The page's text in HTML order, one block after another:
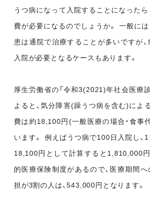
うつ病になって入院することになった
費が必要になるのでしょうか。 一般に
患は通院で治療することが多いですが
入院が必要となるケースもあります。
厚生労働省の「令和3(2021)年社会医療
よると、気分障害(躁うつ病を含む)によ
費は約18,100円(一般医療の場合・食事
います。 例えばうつ病で100日入院し、
18,100円として計算すると1,810,000円
的医療保険制度があるので、医療期間
担が3割の人は、543,000円となります。